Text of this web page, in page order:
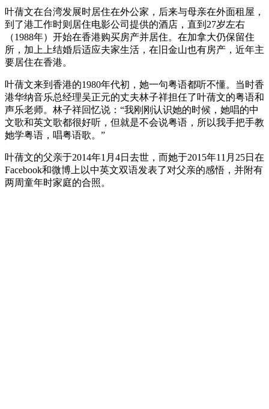
叶蒨文在台湾发展时居住在外公家，后来与母亲在外面租屋，
到了港工作时则居住电影公司提供的酒店，直到27岁左右
（1988年）开始在香港购买房产并居住。在加拿大仍保留住
所，加上上结婚后适应夫家生活，在旧金山也有房产，近年主
要居住在香港。
叶蒨文来到香港的1980年代初，她一句粤语都听不懂。当时香
港华纳音乐总经理吴正元的丈夫林子祥担任了叶蒨文的粤语和
声乐老师。林子祥回忆说：“我刚刚认识她的时候，她唱的中
文歌和英文歌都很好听，但就是不会说粤语，所以我手把手教
她学粤语，唱粤语歌。”
叶蒨文的父亲于2014年1月4日去世，而她于2015年11月25日在
Facebook和微博上以中英文双语发表了对父亲的感悟，并附有
两周童年时家庭的合照。